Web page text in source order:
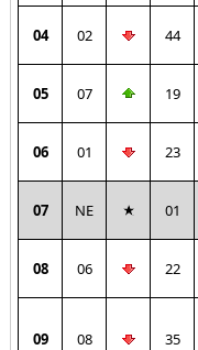
04 02 44
05 07 19
06 01 23
07 NE 01
08 06 22
09 08 35